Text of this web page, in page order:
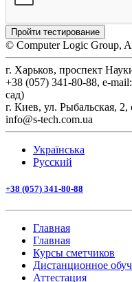
Пройти тестирование
© Computer Logic Group,
г. Харьков, проспект
+38 (057) 341-80-88, e-
сад)
г. Киев, ул. Рыбальская,
info@s-tech.com.ua
Українська
Русский
+38 (057) 341-80-88
Главная
Главная
Курсы сметчиков
Дистанционное
Аттестация